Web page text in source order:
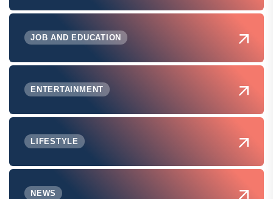
JOB AND EDUCATION
ENTERTAINMENT
LIFESTYLE
NEWS